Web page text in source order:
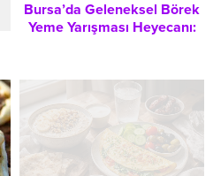
Bursa’da Geleneksel Börek
Yeme Yarışması Heyecanı: